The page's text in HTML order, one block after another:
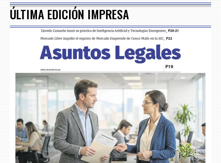
ÚLTIMA EDICIÓN IMPRESA